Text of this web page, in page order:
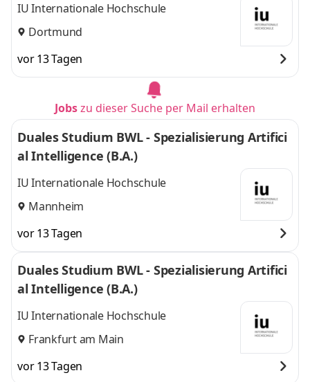
IU Internationale Hochschule
Dortmund
vor 13 Tagen
Jobszu dieser Suche per Mail erhalten
Duales Studium BWL - Spezialisierung Artifici
al Intelligence (B.A.)
IU Internationale Hochschule
Mannheim
vor 13 Tagen
Duales Studium BWL - Spezialisierung Artifici
al Intelligence (B.A.)
IU Internationale Hochschule
Frankfurt am Main
vor 13 Tagen